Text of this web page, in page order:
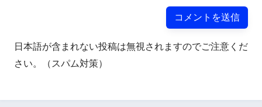
日本語が含まれない投稿は無視されますのでご注意くだ
さい。（スパム対策）